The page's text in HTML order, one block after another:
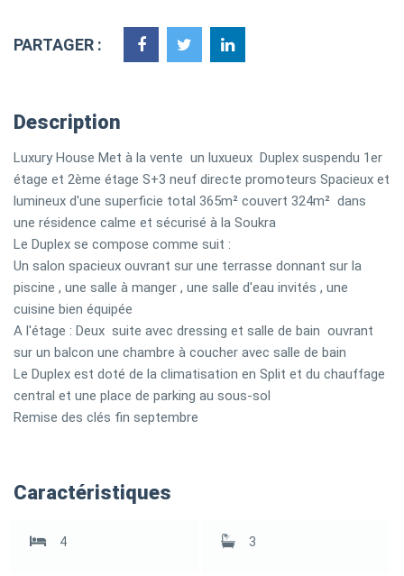
PARTAGER :
Description
Luxury House Met à la vente un luxueux Duplex suspendu 1er
étage et 2ème étage S+3 neuf directe promoteurs Spacieux et
lumineux d'une superficie total 365m² couvert 324m² dans
une résidence calme et sécurisé à la Soukra
Le Duplex se compose comme suit :
Un salon spacieux ouvrant sur une terrasse donnant sur la
piscine , une salle à manger , une salle d'eau invités , une
cuisine bien équipée
A l'étage : Deux suite avec dressing et salle de bain ouvrant
sur un balcon une chambre à coucher avec salle de bain
Le Duplex est doté de la climatisation en Split et du chauffage
central et une place de parking au sous-sol
Remise des clés fin septembre
Caractéristiques
4 3